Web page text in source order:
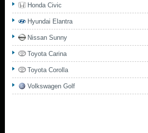
Honda Civic
Hyundai Elantra
Nissan Sunny
Toyota Carina
Toyota Corolla
Volkswagen Golf